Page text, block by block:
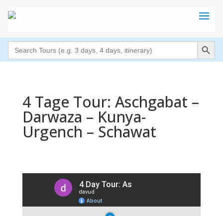
Search
for:
Search Button
4 Tage Tour: Aschgabat –
Darwaza – Kunya-
Urgench – Schawat